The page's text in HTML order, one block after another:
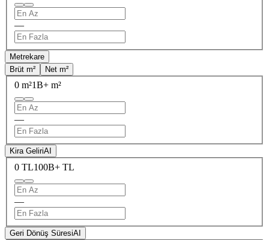
—
Metrekare
Brüt m²
Net m²
0 m²1B+ m²
—
Kira GeliriAI
0 TL100B+ TL
—
Geri Dönüş SüresiAI